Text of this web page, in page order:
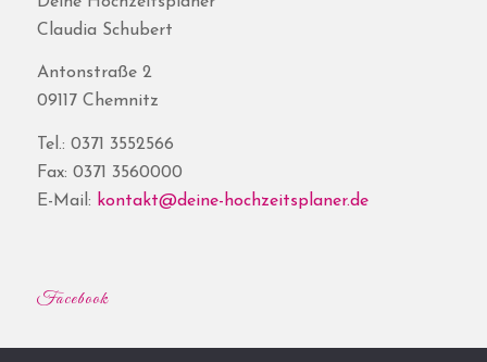
Claudia Schubert
Antonstraße 2
09117 Chemnitz
Tel.: 0371 3552566
Fax: 0371 3560000
E-Mail: kontakt@deine-hochzeitsplaner.de
Facebook